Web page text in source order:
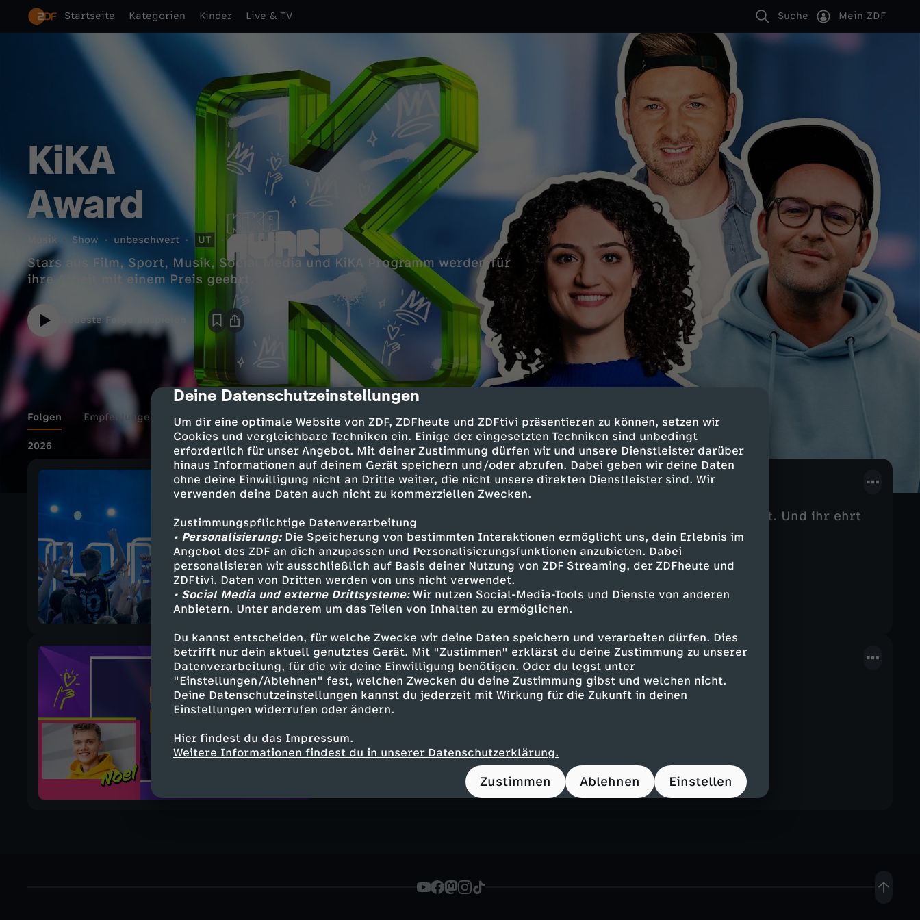
cmp-dialog-description
Deine Datenschutzeinstellungen
Um dir eine optimale Website von ZDF, ZDFheute und ZDFtivi präsentieren zu können, setzen wir
Cookies und vergleichbare Techniken ein. Einige der eingesetzten Techniken sind unbedingt
erforderlich für unser Angebot. Mit deiner Zustimmung dürfen wir und unsere Dienstleister darüber
hinaus Informationen auf deinem Gerät speichern und/oder abrufen. Dabei geben wir deine Daten
ohne deine Einwilligung nicht an Dritte weiter, die nicht unsere direkten Dienstleister sind. Wir
verwenden deine Daten auch nicht zu kommerziellen Zwecken.
Zustimmungspflichtige Datenverarbeitung
• Personalisierung:Die Speicherung von bestimmten Interaktionen ermöglicht uns, dein Erlebnis im
Angebot des ZDF an dich anzupassen und Personalisierungsfunktionen anzubieten. Dabei
personalisieren wir ausschließlich auf Basis deiner Nutzung von ZDF Streaming, der ZDFheute und
ZDFtivi. Daten von Dritten werden von uns nicht verwendet.
• Social Media und externe Drittsysteme:Wir nutzen Social-Media-Tools und Dienste von anderen
Anbietern. Unter anderem um das Teilen von Inhalten zu ermöglichen.
Du kannst entscheiden, für welche Zwecke wir deine Daten speichern und verarbeiten dürfen. Dies
betrifft nur dein aktuell genutztes Gerät. Mit "Zustimmen" erklärst du deine Zustimmung zu unserer
Datenverarbeitung, für die wir deine Einwilligung benötigen. Oder du legst unter
"Einstellungen/Ablehnen" fest, welchen Zwecken du deine Zustimmung gibst und welchen nicht.
Deine Datenschutzeinstellungen kannst du jederzeit mit Wirkung für die Zukunft in deinen
Einstellungen widerrufen oder ändern.
Hier findest du das Impressum.
Weitere Informationen findest du in unserer Datenschutzerklärung.
Zustimmen Ablehnen Einstellen
Startseite Kategorien Kinder Live & TV Suche Mein ZDF
KiKA
Award
Musik Show unbeschwert UT 2026 KiKA
Stars aus Film, Sport, Musik, Social Media und KiKA Programm werden für
ihre Arbeit mit einem Preis geehrt.
Neueste Folge abspielen
Folgen Empfehlungen Details
2026
KiKA Award 2026
81 Min. 24.04.2026 UT
Ihr entscheidet live, welcher Lieblingsstar euren Preis verdient hat. Und ihr ehrt
auch engagierte Projekte von Jugendlichen.
KiKA Award 2026 Highlights - Rückblick mit Noel
15 Min. 25.04.2026 UT
Noel ordnet für euch die besten Momente der Preisverleihung ein.